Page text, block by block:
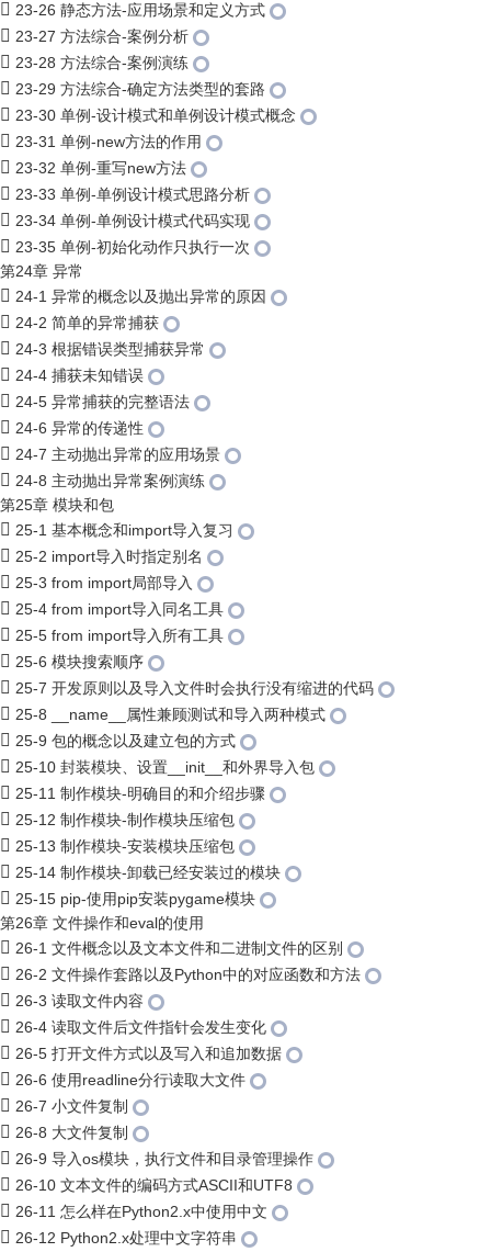
23-26 静态方法-应用场景和定义方式
23-27 方法综合-案例分析
23-28 方法综合-案例演练
23-29 方法综合-确定方法类型的套路
23-30 单例-设计模式和单例设计模式概念
23-31 单例-new方法的作用
23-32 单例-重写new方法
23-33 单例-单例设计模式思路分析
23-34 单例-单例设计模式代码实现
23-35 单例-初始化动作只执行一次
第24章 异常
24-1 异常的概念以及抛出异常的原因
24-2 简单的异常捕获
24-3 根据错误类型捕获异常
24-4 捕获未知错误
24-5 异常捕获的完整语法
24-6 异常的传递性
24-7 主动抛出异常的应用场景
24-8 主动抛出异常案例演练
第25章 模块和包
25-1 基本概念和import导入复习
25-2 import导入时指定别名
25-3 from import局部导入
25-4 from import导入同名工具
25-5 from import导入所有工具
25-6 模块搜索顺序
25-7 开发原则以及导入文件时会执行没有缩进的代码
25-8 __name__属性兼顾测试和导入两种模式
25-9 包的概念以及建立包的方式
25-10 封装模块、设置__init__和外界导入包
25-11 制作模块-明确目的和介绍步骤
25-12 制作模块-制作模块压缩包
25-13 制作模块-安装模块压缩包
25-14 制作模块-卸载已经安装过的模块
25-15 pip-使用pip安装pygame模块
第26章 文件操作和eval的使用
26-1 文件概念以及文本文件和二进制文件的区别
26-2 文件操作套路以及Python中的对应函数和方法
26-3 读取文件内容
26-4 读取文件后文件指针会发生变化
26-5 打开文件方式以及写入和追加数据
26-6 使用readline分行读取大文件
26-7 小文件复制
26-8 大文件复制
26-9 导入os模块，执行文件和目录管理操作
26-10 文本文件的编码方式ASCII和UTF8
26-11 怎么样在Python2.x中使用中文
26-12 Python2.x处理中文字符串